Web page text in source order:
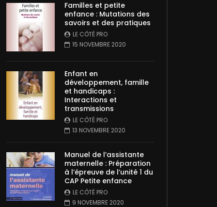
Familles et petite
enfance : Mutations des
savoirs et des pratiques
LE CÔTÉ PRO
15 NOVEMBRE 2020
Enfant en
développement, famille
et handicaps :
Interactions et
transmissions
LE CÔTÉ PRO
13 NOVEMBRE 2020
Manuel de l’assistante
maternelle : Préparation
à l’épreuve de l’unité 1 du
CAP Petite enfance
LE CÔTÉ PRO
9 NOVEMBRE 2020